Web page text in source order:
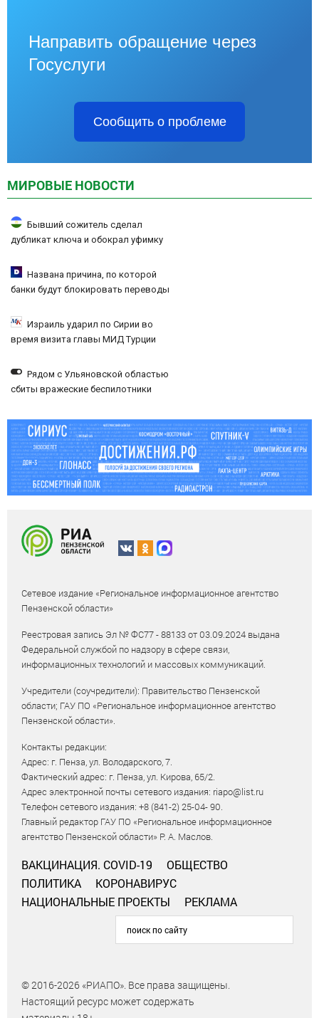
Направить обращение через
Госуслуги
Сообщить о проблеме
МИРОВЫЕ НОВОСТИ
Бывший сожитель сделал
дубликат ключа и обокрал уфимку
Названа причина, по которой
банки будут блокировать переводы
Израиль ударил по Сирии во
время визита главы МИД Турции
Рядом с Ульяновской областью
сбиты вражеские беспилотники
Сетевое издание «Региональное информационное агентство
Пензенской области»
Реестровая запись Эл № ФС77 - 88133 от 03.09.2024 выдана
Федеральной службой по надзору в сфере связи,
информационных технологий и массовых коммуникаций.
Учредители (соучредители): Правительство Пензенской
области; ГАУ ПО «Региональное информационное агентство
Пензенской области».
Контакты редакции:
Адрес: г. Пенза, ул. Володарского, 7.
Фактический адрес: г. Пенза, ул. Кирова, 65/2.
Адрес электронной почты сетевого издания: riapo@list.ru
Телефон сетевого издания: +8 (841-2) 25-04- 90.
Главный редактор ГАУ ПО «Региональное информационное
агентство Пензенской области» Р. А. Маслов.
ВАКЦИНАЦИЯ. COVID-19
ОБЩЕСТВО
ПОЛИТИКА
КОРОНАВИРУС
НАЦИОНАЛЬНЫЕ ПРОЕКТЫ
РЕКЛАМА
© 2016-2026 «РИАПО». Все права защищены.
Настоящий ресурс может содержать